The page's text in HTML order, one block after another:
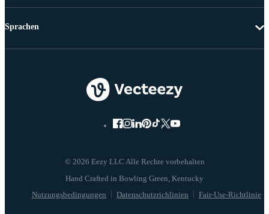
© 2026 Eezy LLC Alle Rechte vorbehalten
Nutzungsbedingungen Datenschutzrichlinien Fair-Use-Richtlinie
Sprachen